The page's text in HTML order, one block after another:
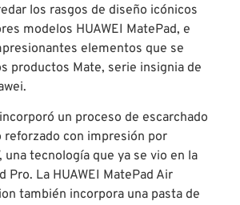
los rasgos de diseño icónicos
modelos HUAWEI MatePad, e
elementos que se
productos Mate, serie insignia de
un proceso de escarchado
reforzado con impresión por
una tecnología que ya se vio en la
Pro. La HUAWEI MatePad Air
también incorpora una pasta de